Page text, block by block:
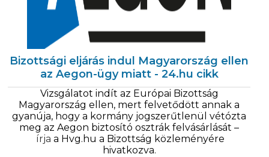
Bizottsági eljárás indul Magyarország ellen
az Aegon-ügy miatt - 24.hu cikk
Vizsgálatot indít az Európai Bizottság
Magyarország ellen, mert felvetődött annak a
gyanúja, hogy a kormány jogszerűtlenül vétózta
meg az Aegon biztosító osztrák felvásárlását –
írja a Hvg.hu a Bizottság közleményére
hivatkozva.